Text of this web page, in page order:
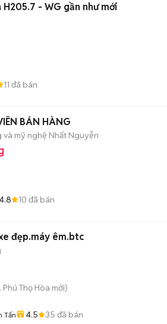
- WG gần như mới
11 đã bán
BÁN HÀNG
và mỹ nghệ Nhất Nguyễn
10 đã bán
đẹp.máy êm.btc
Phú Thọ Hòa mới)
Tấn 4.5 35 đã bán